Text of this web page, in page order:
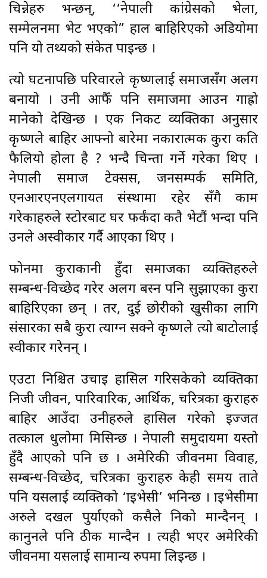
चिन्नेहरु भन्छन्, ‘‘नेपाली कांग्रेसको भेला,
सम्मेलनमा भेट भएको” हाल बाहिरिएको अडियोमा
पनि यो तथ्यको संकेत पाइन्छ ।
त्यो घटनापछि परिवारले कृष्णलाई समाजसँग अलग
बनायो । उनी आफैँ पनि समाजमा आउन गाह्रो
मानेको देखिन्छ । एक निकट व्यक्तिका अनुसार
कृष्णले बाहिर आफ्नो बारेमा नकारात्मक कुरा कति
फैलियो होला है ? भन्दै चिन्ता गर्ने गरेका थिए ।
नेपाली समाज टेक्सस, जनसम्पर्क समिति,
एनआरएनएलगायत संस्थामा रहेर सँगै काम
गरेकाहरुले स्टोरबाट घर फर्कंदा कतै भेटौं भन्दा पनि
उनले अस्वीकार गर्दै आएका थिए ।
फोनमा कुराकानी हुँदा समाजका व्यक्तिहरुले
सम्बन्ध-विच्छेद गरेर अलग बस्न पनि सुझाएका कुरा
बाहिरिएका छन् । तर, दुई छोरीको खुसीका लागि
संसारका सबै कुरा त्याग्न सक्ने कृष्णले त्यो बाटोलाई
स्वीकार गरेनन् ।
एउटा निश्चित उचाइ हासिल गरिसकेको व्यक्तिका
निजी जीवन, पारिवारिक, आर्थिक, चरित्रका कुराहरु
बाहिर आउँदा उनीहरुले हासिल गरेको इज्जत
तत्काल धुलोमा मिसिन्छ । नेपाली समुदायमा यस्तो
हुँदै आएको पनि छ । अमेरिकी जीवनमा विवाह,
सम्बन्ध-विच्छेद, चरित्रका कुराहरु केही समय ताते
पनि यसलाई व्यक्तिको ‘प्राइभेसी’ भनिन्छ । प्राइभेसीमा
अरुले दखल पुर्याएको कसैले निको मान्दैनन् ।
कानुनले पनि ठीक मान्दैन । त्यही भएर अमेरिकी
जीवनमा यसलाई सामान्य रुपमा लिइन्छ ।